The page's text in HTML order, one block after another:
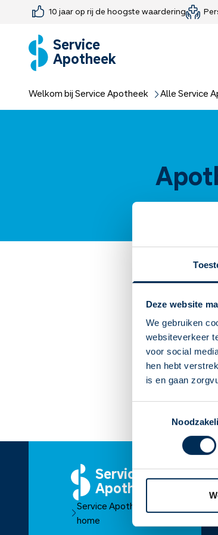
Deze website
We gebruiken
websiteverkeer
voor social
hen hebt
is en gaan
10 jaar op rij de hoogste waardering
Service
Apotheek
Farmaceutisch consult
Medicijn-APK
Welkom bij Service Apotheek Alle Service
Service
Apotheek
Service Apotheek
home